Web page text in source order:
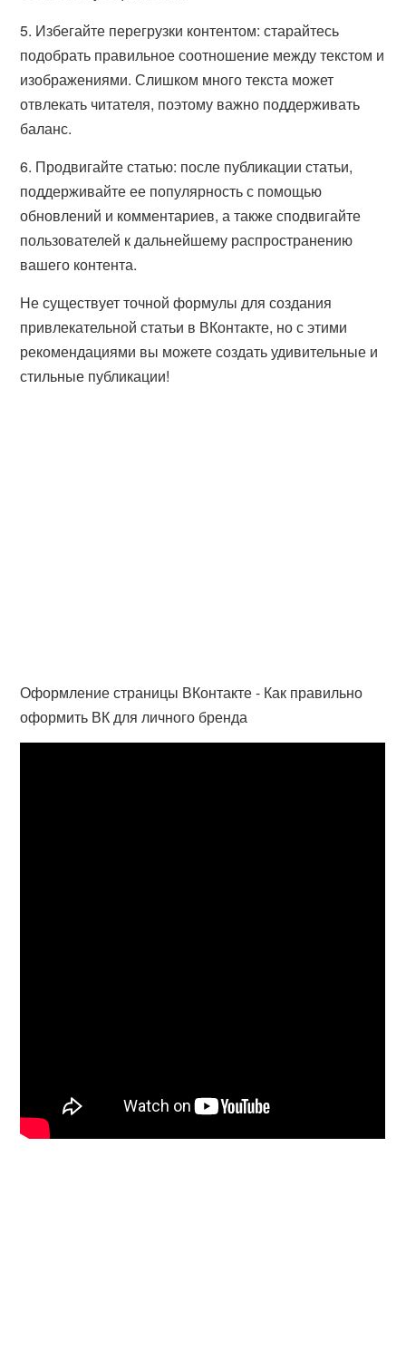
5. Избегайте перегрузки контентом: старайтесь
подобрать правильное соотношение между текстом и
изображениями. Слишком много текста может
отвлекать читателя, поэтому важно поддерживать
баланс.
6. Продвигайте статью: после публикации статьи,
поддерживайте ее популярность с помощью
обновлений и комментариев, а также сподвигайте
пользователей к дальнейшему распространению
вашего контента.
Не существует точной формулы для создания
привлекательной статьи в ВКонтакте, но с этими
рекомендациями вы можете создать удивительные и
стильные публикации!
Оформление страницы ВКонтакте - Как правильно
оформить ВК для личного бренда